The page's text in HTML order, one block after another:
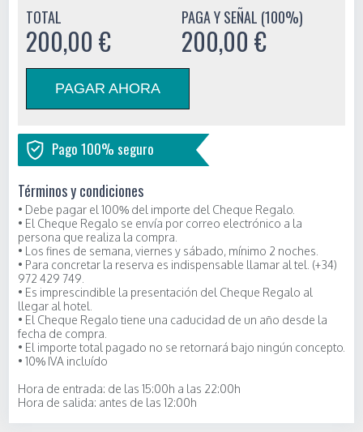
TOTAL
200,00 €
PAGA Y SEÑAL (100%)
200,00 €
PAGAR AHORA
Pago 100% seguro
Términos y condiciones
• Debe pagar el 100%del importe del Cheque Regalo.
• El Cheque Regalo se envía por correo electrónico a la
persona que realiza la compra.
• Los fines de semana, viernes y sábado, mínimo 2 noches.
• Para concretar la reserva es indispensable llamar al tel. (+34)
972 429 749.
• Es imprescindible la presentación del Cheque Regalo al
llegar al hotel.
• El Cheque Regalo tiene una caducidad de un año desde la
fecha de compra.
• El importe total pagado no se retornará bajo ningún concepto.
• 10% IVA incluído
Hora de entrada: de las 15:00h a las 22:00h
Hora de salida: antes de las 12:00h